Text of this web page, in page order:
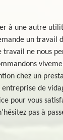
à une autre
un travail
travail ne nous
chez un
de
pour vous
pas à